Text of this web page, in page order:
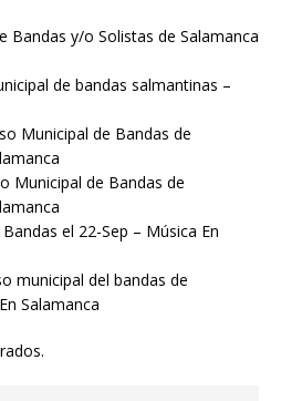
Bandas y/o Solistas de Salamanca
de bandas salmantinas –
Municipal de Bandas de
Municipal de Bandas de
el 22-Sep – Música En
municipal del bandas de
Salamanca